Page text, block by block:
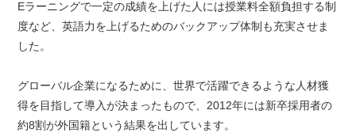
Eラーニングで一定の成績を上げた人には授業料全額負担する制
度など、英語力を上げるためのバックアップ体制も充実させま
した。
グローバル企業になるために、世界で活躍できるような人材獲
得を目指して導入が決まったもので、2012年には新卒採用者の
約8割が外国籍という結果を出しています。